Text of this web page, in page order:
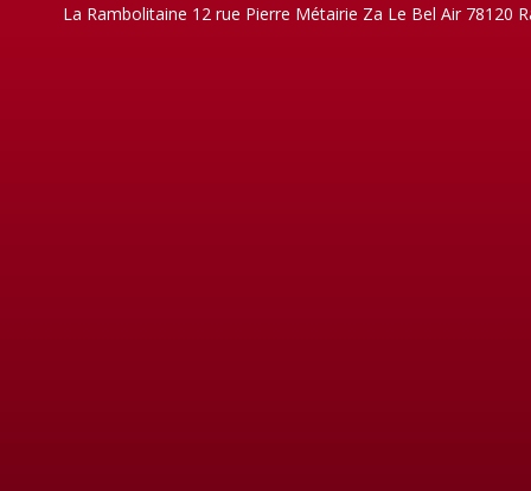
La Rambolitaine 12 rue Pierre Métairie Za Le Bel Air